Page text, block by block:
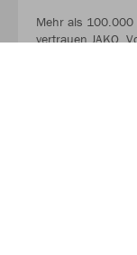
Mehr als
vertrauen JAKO.